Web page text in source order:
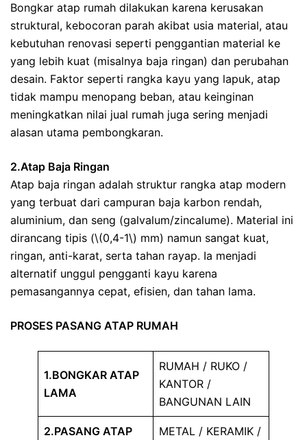
Bongkar atap rumah dilakukan karena kerusakan
struktural, kebocoran parah akibat usia material, atau
kebutuhan renovasi seperti penggantian material ke
yang lebih kuat (misalnya baja ringan) dan perubahan
desain. Faktor seperti rangka kayu yang lapuk, atap
tidak mampu menopang beban, atau keinginan
meningkatkan nilai jual rumah juga sering menjadi
alasan utama pembongkaran.
2.Atap Baja Ringan
Atap baja ringan adalah struktur rangka atap modern
yang terbuat dari campuran baja karbon rendah,
aluminium, dan seng (galvalum/zincalume). Material ini
dirancang tipis (\(0,4-1\) mm) namun sangat kuat,
ringan, anti-karat, serta tahan rayap. Ia menjadi
alternatif unggul pengganti kayu karena
pemasangannya cepat, efisien, dan tahan lama.
PROSES PASANG ATAP RUMAH
1.BONGKAR ATAP
LAMA
RUMAH / RUKO /
KANTOR /
BANGUNAN LAIN
2.PASANG ATAP
METAL / KERAMIK /